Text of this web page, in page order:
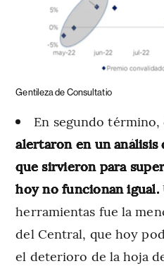
Gentileza de Consultatio
En segundo
alertaron en un análisis
que sirvieron para
hoy no funcionan igual.
herramientas fue la
del Central, que hoy
el deterioro de la hoja